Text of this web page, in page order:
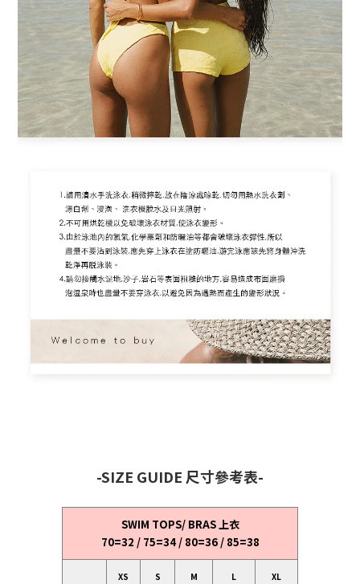
-SIZE GUIDE 尺寸參考表-
SWIM TOPS/ BRAS 上衣
70=32 / 75=34 / 80=36 / 85=38
XS S M L XL